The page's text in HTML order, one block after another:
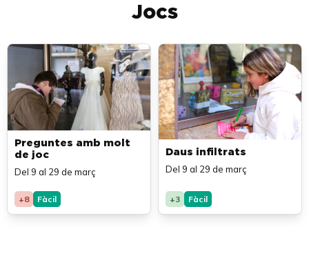
Jocs
Preguntes amb molt
de joc
Del 9 al 29 de març
+8 Fàcil
Daus infiltrats
Del 9 al 29 de març
+3 Fàcil